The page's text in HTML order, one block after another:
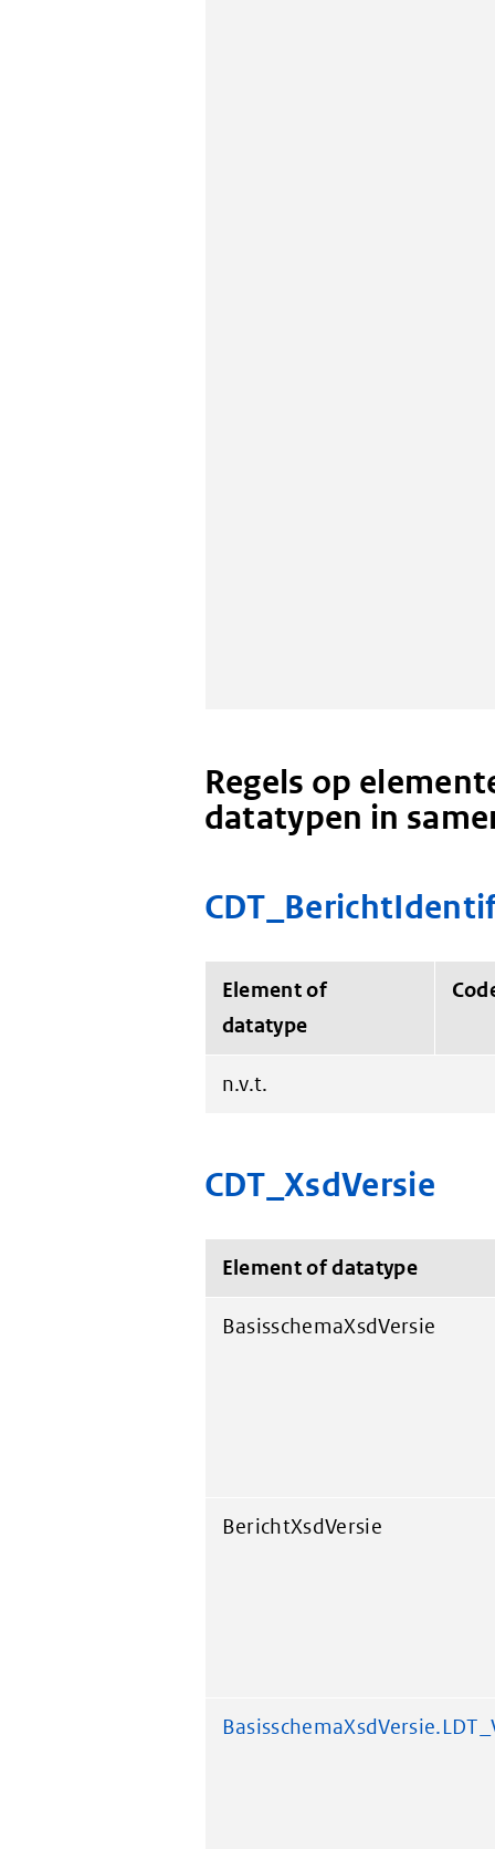
Regels op
datatypen in
Element of
datatype
n.v.t.
CDT_XsdVersie
Element of datatype
BasisschemaXsdVersie
BerichtXsdVersie